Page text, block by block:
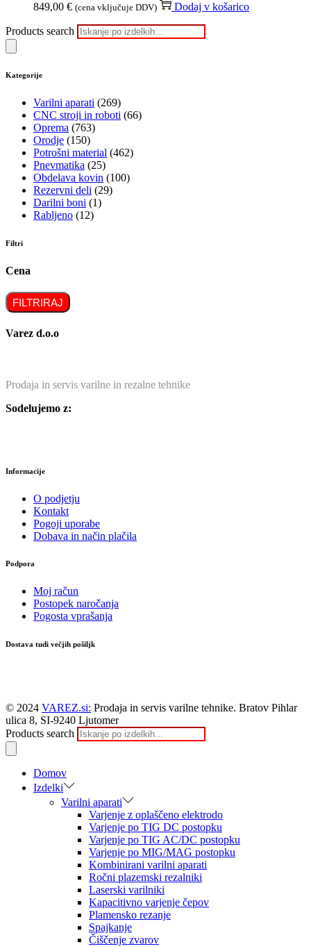
849,00 € (cena vključuje DDV) Dodaj v košarico
Products search
Kategorije
Varilni aparati (269)
CNC stroji in roboti (66)
Oprema (763)
Orodje (150)
Potrošni material (462)
Pnevmatika (25)
Obdelava kovin (100)
Rezervni deli (29)
Darilni boni (1)
Rabljeno (12)
Filtri
Cena
FILTRIRAJ
Varez d.o.o
Prodaja in servis varilne in rezalne tehnike
Sodelujemo z:
Informacije
O podjetju
Kontakt
Pogoji uporabe
Dobava in način plačila
Podpora
Moj račun
Postopek naročanja
Pogosta vprašanja
Dostava tudi večjih pošiljk
© 2024 VAREZ.si: Prodaja in servis varilne tehnike. Bratov Pihlar
ulica 8, SI-9240 Ljutomer
Products search
Domov
Izdelki
Varilni aparati
Varjenje z oplaščeno elektrodo
Varjenje po TIG DC postopku
Varjenje po TIG AC/DC postopku
Varjenje po MIG/MAG postopku
Kombinirani varilni aparati
Ročni plazemski rezalniki
Laserski varilniki
Kapacitivno varjenje čepov
Plamensko rezanje
Spajkanje
Čiščenje zvarov